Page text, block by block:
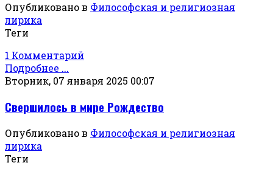
Опубликовано в Философская и религиозная
лирика
Теги
1 Комментарий
Подробнее ...
Вторник, 07 января 2025 00:07
Свершилось в мире Рождество
Опубликовано в Философская и религиозная
лирика
Теги